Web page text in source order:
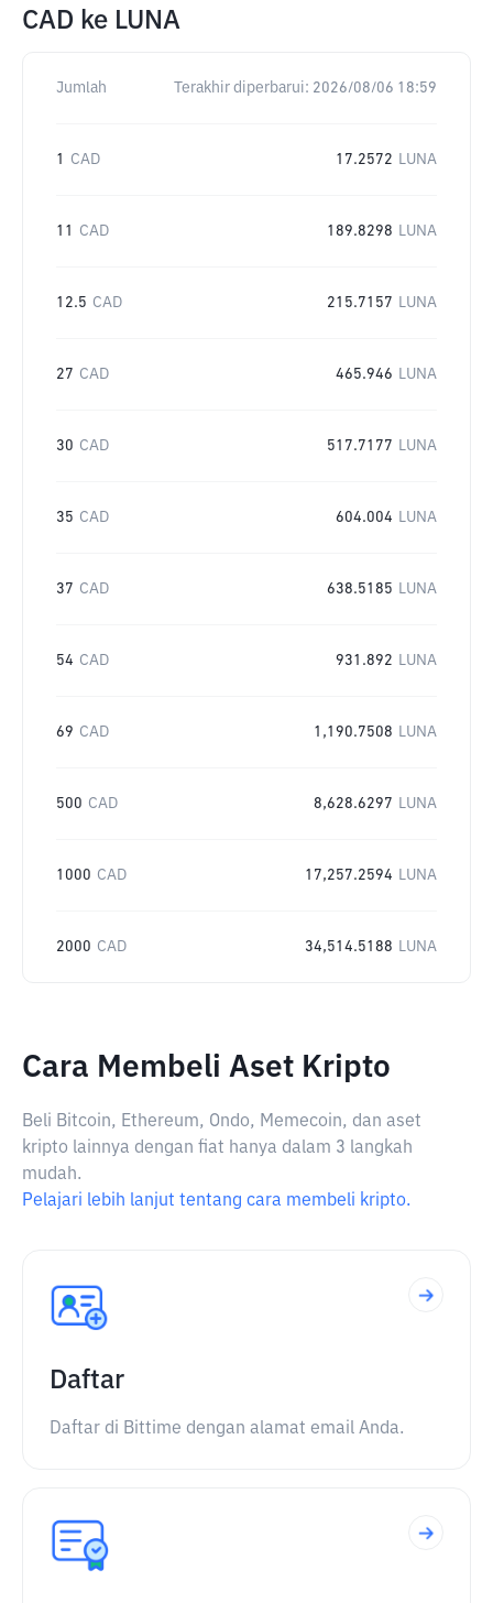
CAD ke LUNA
Jumlah Terakhir diperbarui: 2026/08/06 18:59
1 CAD 17.2572 LUNA
11 CAD 189.8298 LUNA
12.5 CAD 215.7157 LUNA
27 CAD 465.946 LUNA
30 CAD 517.7177 LUNA
35 CAD 604.004 LUNA
37 CAD 638.5185 LUNA
54 CAD 931.892 LUNA
69 CAD 1,190.7508 LUNA
500 CAD 8,628.6297 LUNA
1000 CAD 17,257.2594 LUNA
2000 CAD 34,514.5188 LUNA
Cara Membeli Aset Kripto
Beli Bitcoin, Ethereum, Ondo, Memecoin, dan aset
kripto lainnya dengan fiat hanya dalam 3 langkah
mudah.
Pelajari lebih lanjut tentang cara membeli kripto.
Daftar
Daftar di Bittime dengan alamat email Anda.